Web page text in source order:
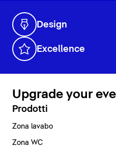
Design
Excellence
Upgrade your
Prodotti
Zona lavabo
Zona WC